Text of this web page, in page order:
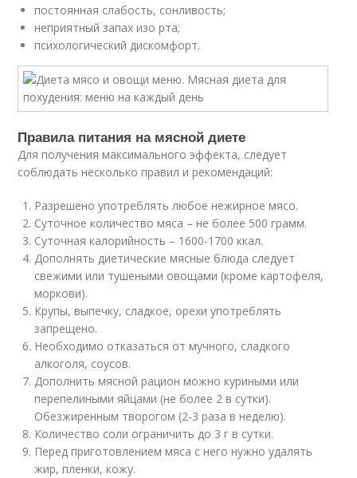
постоянная слабость, сонливость;
неприятный запах изо рта;
психологический дискомфорт.
Правила питания на мясной диете
Для получения максимального эффекта, следует
соблюдать несколько правил и рекомендаций:
Разрешено употреблять любое нежирное мясо.
Суточное количество мяса – не более 500 грамм.
Суточная калорийность – 1600-1700 ккал.
Дополнять диетические мясные блюда следует
свежими или тушеными овощами (кроме картофеля,
моркови).
Крупы, выпечку, сладкое, орехи употреблять
запрещено.
Необходимо отказаться от мучного, сладкого
алкоголя, соусов.
Дополнить мясной рацион можно куриными или
перепелиными яйцами (не более 2 в сутки).
Обезжиренным творогом (2-3 раза в неделю).
Количество соли ограничить до 3 г в сутки.
Перед приготовлением мяса с него нужно удалять
жир, пленки, кожу.